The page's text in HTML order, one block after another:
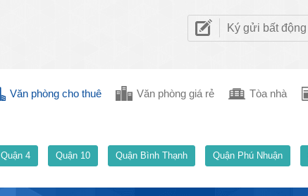
Ký gửi bất
Văn phòng cho thuê Văn phòng giá rẻ Tòa nhà
Quận 4 Quận 10 Quận Bình Thạnh Quận Phú Nhuận